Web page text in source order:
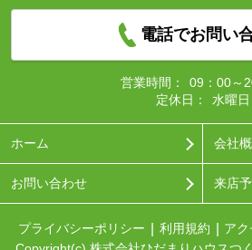
電話でお問い
営業時間：
09：00～
定休日：
水曜日
ホーム 会社
お問い合わせ 来店
プライバシーポリシー 利用規約 ア